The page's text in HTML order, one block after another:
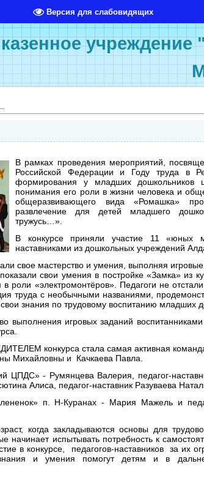
Версия для слабовидящих
учреждение
В рамках проведения мероприятий,
Российской Федерации и Году труда в
формирования у младших дошкольников
понимания его роли в жизни человека и
общеразвивающего вида «Ромашка»
развлечение для детей младшего
тружусь…»
В конкурсе приняли участие 11 «юных
наставниками из дошкольных учреждений
свое мастерство и умения, выполняя
свои умения в постройке «Замка» из
роли «электромонтёров». Педагоги не
труда с необычными названиями,
свои знания по трудовому воспитанию младших
выполнения игровых заданий
конкурса стала самая активная
Михайловны и Качкаева Павла.
- Румянцева Валерия, педагог-
Алиса, педагог-наставник Разуваева
п. Н-Куранах - Мария Мажель и
когда закладываются основы для
испытывать потребность к
в конкурсе, педагогов-наставников за их
и умения помогут детям и в